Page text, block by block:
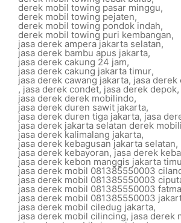
derek mobil towing pasar minggu,
derek mobil towing pejaten,
derek mobil towing pondok indah,
derek mobil towing puri kembangan,
jasa derek ampera jakarta selatan,
jasa derek bambu apus jakarta,
jasa derek cakung 24 jam,
jasa derek cakung jakarta timur,
jasa derek cawang jakarta, jasa derek
, jasa derek condet, jasa derek depok,
jasa derek derek mobilindo,
jasa derek duren sawit jakarta,
jasa derek duren tiga jakarta, jasa
jasa derek jakarta selatan derek
jasa derek kalimalang jakarta,
jasa derek kebagusan jakarta selatan,
jasa derek kebayoran,jasa derek
jasa derek kebon manggis jakarta
jasa derek mobil 081385550003
jasa derek mobil 081385550003
jasa derek mobil 081385550003
jasa derek mobil 081385550003
jasa derek mobil ciledug jakarta,
jasa derek mobil cilincing, jasa derek